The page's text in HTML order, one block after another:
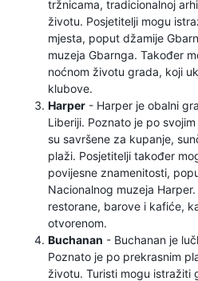
tržnicama, tradicionalnoj
životu. Posjetitelji mogu
mjesta, poput džamije
muzeja Gbarnga. Također
noćnom životu grada, koji
klubove.
Harper - Harper je obalni
Liberiji. Poznato je po
su savršene za kupanje,
plaži. Posjetitelji također
povijesne znamenitosti,
Nacionalnog muzeja
restorane, barove i kafiće,
otvorenom.
Buchanan - Buchanan je
Poznato je po prekrasnim
životu. Turisti mogu istražiti